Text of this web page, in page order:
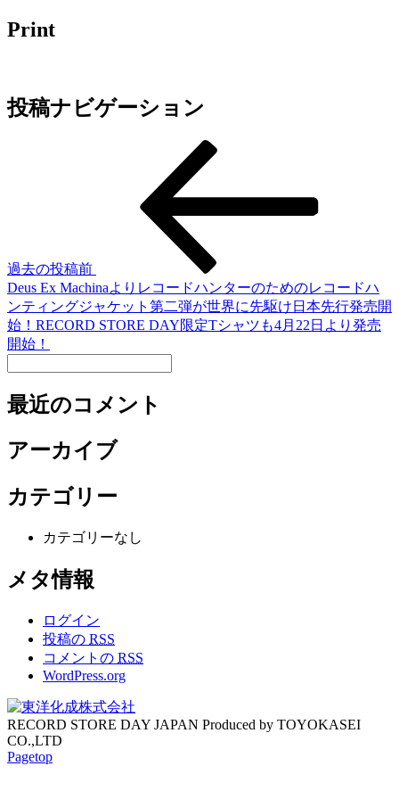
Print
投稿ナビゲーション
過去の投稿前
Deus Ex Machinaよりレコードハンターのためのレコードハ
ンティングジャケット第二弾が世界に先駆け日本先行発売開
始！RECORD STORE DAY限定Tシャツも4月22日より発売
開始！
最近のコメント
アーカイブ
カテゴリー
カテゴリーなし
メタ情報
ログイン
投稿の RSS
コメントの RSS
WordPress.org
RECORD STORE DAY JAPAN Produced by TOYOKASEI
CO.,LTD
Pagetop